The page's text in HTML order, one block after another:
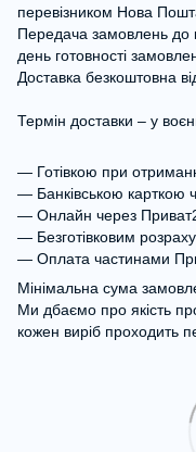
перевізником Нова
Передача замовлень до
день готовності
Доставка безкоштовна
Термін доставки – у
— Готівкою при
— Банківською карткою
— Онлайн через
— Безготівковим
— Оплата частинами
Мінімальна сума
Ми дбаємо про якість
кожен виріб проходить